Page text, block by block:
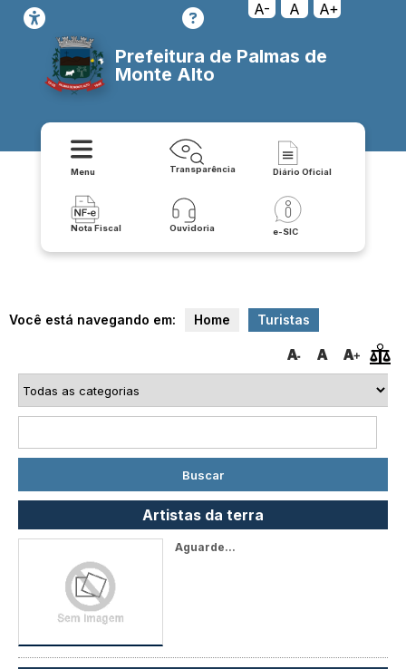
A- A A+
Prefeitura de Palmas de
Monte Alto
Menu Transparência Diário Oficial
Nota Fiscal Ouvidoria e-SIC
Você está navegando em: Home Turistas
Artistas da terra
Aguarde...